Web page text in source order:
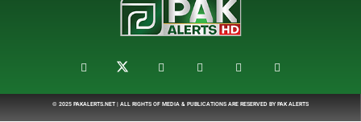
© 2025 PAKALERTS.NET| ALL RIGHTS OF MEDIA & PUBLICATIONS ARE RESERVED BY PAK ALERTS